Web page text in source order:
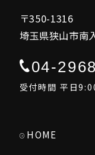
〒350-1316
埼玉県狭山市南
04-
受付時間 平日
HOME